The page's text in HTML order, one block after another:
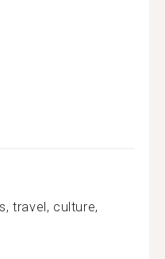
travel, culture,